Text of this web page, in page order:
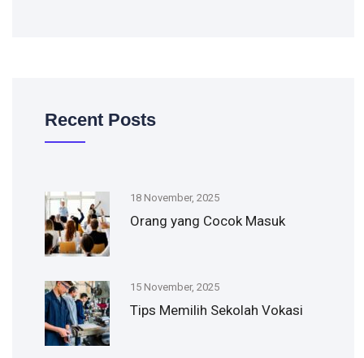
Recent Posts
18 November, 2025
Orang yang Cocok Masuk
15 November, 2025
Tips Memilih Sekolah Vokasi